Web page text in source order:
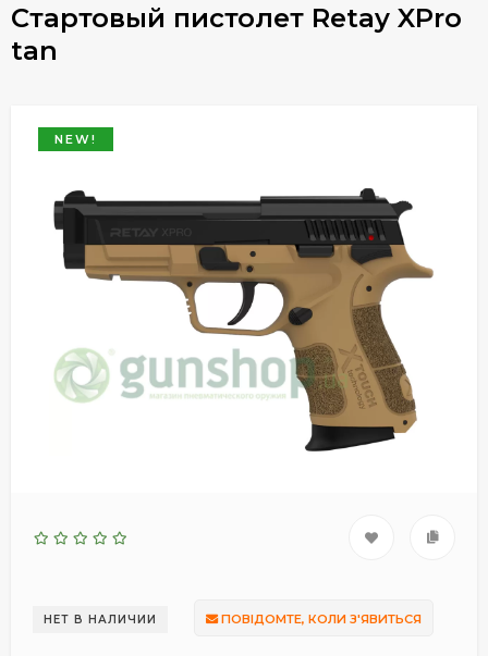
Стартовый пистолет Retay XPro
tan
NEW!
НЕТ В НАЛИЧИИ ПОВІДОМТЕ, КОЛИ З'ЯВИТЬСЯ